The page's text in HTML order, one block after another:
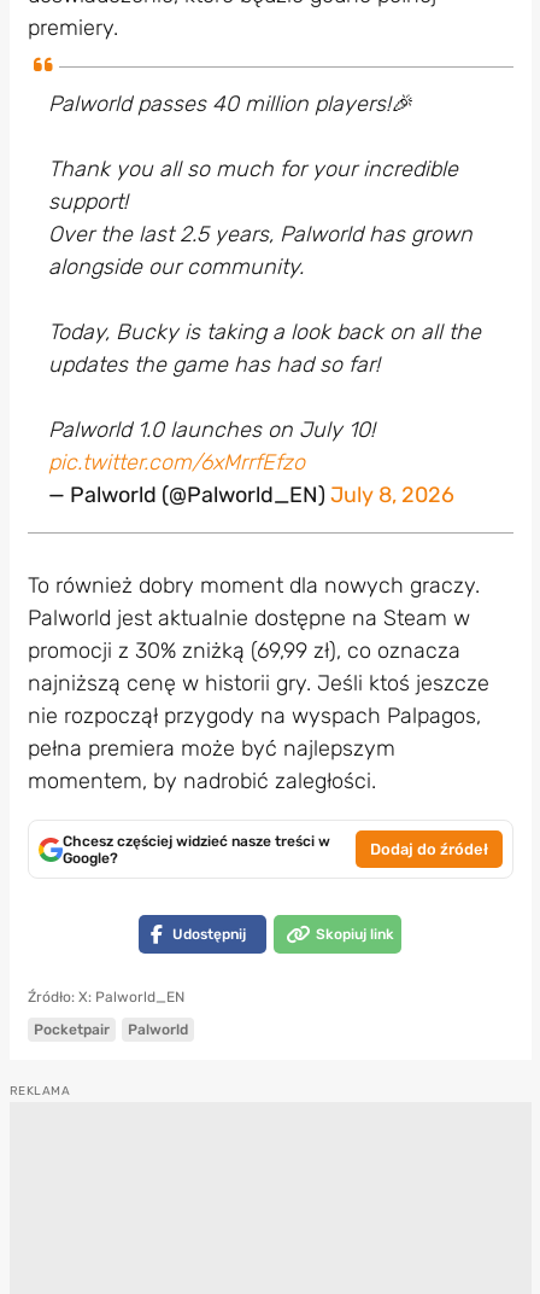
premiery.
Palworld passes 40 million players!🎉
Thank you all so much for your incredible
support!
Over the last 2.5 years, Palworld has grown
alongside our community.
Today, Bucky is taking a look back on all the
updates the game has had so far!
Palworld 1.0 launches on July 10!
pic.twitter.com/6xMrrfEfzo
— Palworld (@Palworld_EN) July 8, 2026
To również dobry moment dla nowych graczy.
Palworld jest aktualnie dostępne na Steam w
promocji z 30% zniżką (69,99 zł), co oznacza
najniższą cenę w historii gry. Jeśli ktoś jeszcze
nie rozpoczął przygody na wyspach Palpagos,
pełna premiera może być najlepszym
momentem, by nadrobić zaległości.
Chcesz częściej widzieć nasze treści w
Google?
Dodaj do źródeł
Udostępnij Skopiuj link
Źródło: X: Palworld_EN
Pocketpair
Palworld